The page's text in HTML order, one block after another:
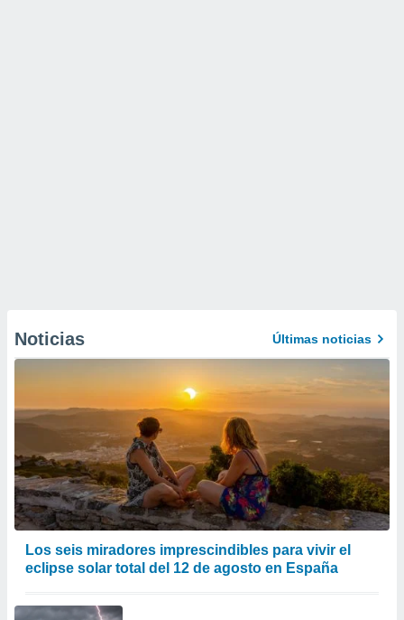
Noticias Últimas noticias
Los seis miradores imprescindibles para vivir el
eclipse solar total del 12 de agosto en España